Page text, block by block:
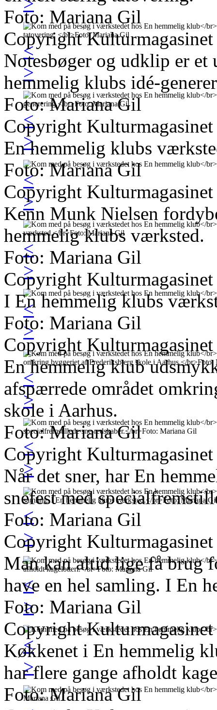
<
>
<
>
<
>
<
>
<
>
<
>
<
>
<
>
<
>
<
>
Foto: Mariana Gil
Copyright
Notesbøger og udklip er
hemmelig klubs idé-
Foto: Mariana Gil
Copyright
En hemmelig klubs
Foto: Mariana Gil
Copyright
Kenn Munk Nielsen
hemmelig klubs værksted.
Foto: Mariana Gil
Copyright
I En hemmelig klubs
Foto: Mariana Gil
Copyright
En hemmelig klub
afspærrede området
skole i Aarhus.
Foto: Mariana Gil
Copyright
Når det sner, har En
snefest med
Foto: Mariana Gil
Copyright
Man kan altid lige få brug
have en hel samling. I En
Foto: Mariana Gil
Copyright
Køkkenet i En hemmelig
har flere gange afholdt
Foto: Mariana Gil